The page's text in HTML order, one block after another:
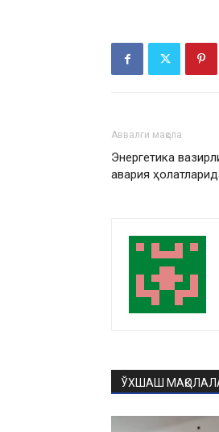
Аввалги мақола
Энергетика
авария
ЎХШАШ